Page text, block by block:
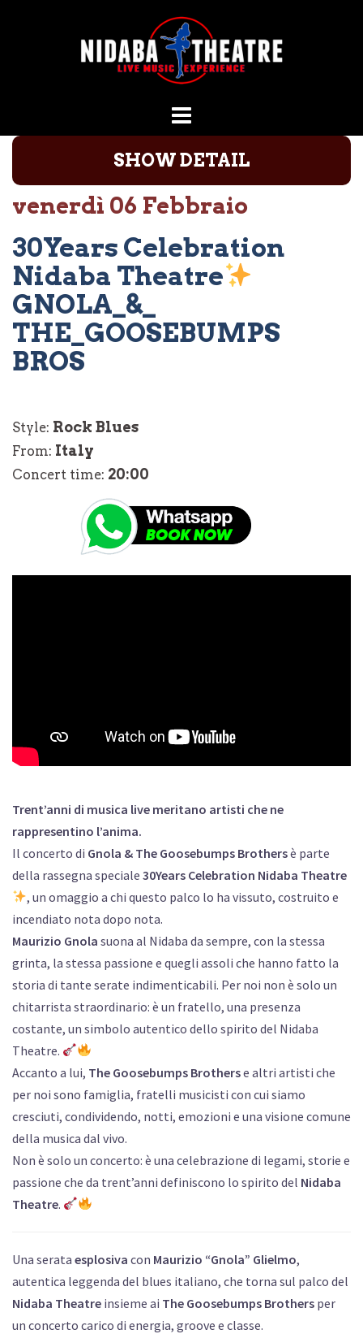
SHOW DETAIL
venerdì 06 Febbraio
30Years Celebration
Nidaba Theatre
GNOLA_&_
THE_GOOSEBUMPS
BROS
Style: Rock Blues
From: Italy
Concert time: 20:00
Trent’anni di musica live meritano artisti che ne
rappresentino l’anima.
Il concerto di Gnola & The Goosebumps Brothersè parte
della rassegna speciale 30Years Celebration Nidaba Theatre
, un omaggio a chi questo palco lo ha vissuto, costruito e
incendiato nota dopo nota.
Maurizio Gnola suona al Nidaba da sempre, con la stessa
grinta, la stessa passione e quegli assoli che hanno fatto la
storia di tante serate indimenticabili. Per noi non è solo un
chitarrista straordinario: è un fratello, una presenza
costante, un simbolo autentico dello spirito del Nidaba
Theatre.
Accanto a lui, The Goosebumps Brotherse altri artisti che
per noi sono famiglia, fratelli musicisti con cui siamo
cresciuti, condividendo, notti, emozioni e una visione comune
della musica dal vivo.
Non è solo un concerto: è una celebrazione di legami, storie e
passione che da trent’anni definiscono lo spirito del Nidaba
Theatre.
Una serata esplosiva con Maurizio “Gnola” Glielmo,
autentica leggenda del blues italiano, che torna sul palco del
Nidaba Theatre insieme ai The Goosebumps Brothers per
un concerto carico di energia, groove e classe.